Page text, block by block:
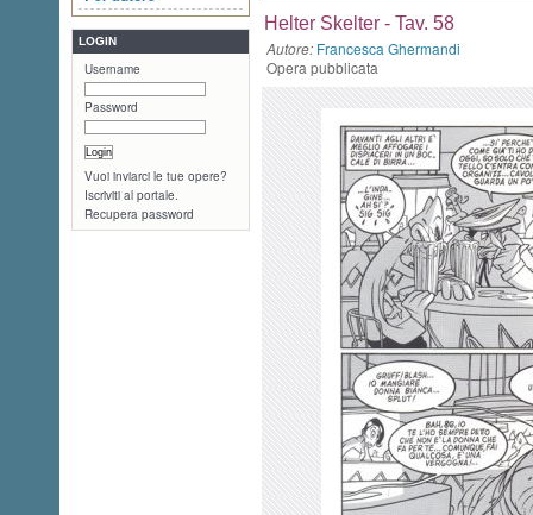
LOGIN
Username
Password
Vuoi inviarci le tue opere?
Iscriviti al portale.
Recupera password
Helter Skelter - Tav. 58
Autore: Francesca Ghermandi
Opera pubblicata